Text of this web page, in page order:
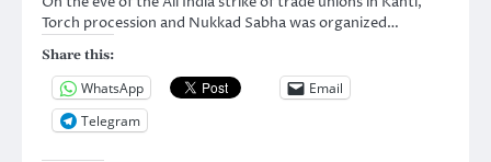
Torch procession and Nukkad Sabha was organized…
Share this:
WhatsApp
Email
Telegram